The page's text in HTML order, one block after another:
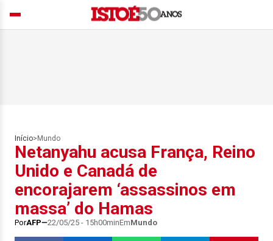
Início> Mundo
Netanyahu acusa França, Reino
Unido e Canadá de
encorajarem ‘assassinos em
massa’ do Hamas
PorAFP 22/05/25 - 15h00minEmMundo